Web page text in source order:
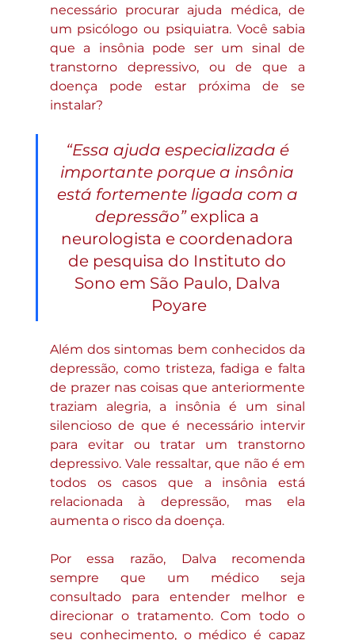
necessário procurar ajuda médica, de
um psicólogo ou psiquiatra. Você sabia
que a insônia pode ser um sinal de
transtorno depressivo, ou de que a
doença pode estar próxima de se
instalar?
“Essa ajuda especializada é
importante porque a insônia
está fortemente ligada com a
depressão” explica a
neurologista e coordenadora
de pesquisa do Instituto do
Sono em São Paulo, Dalva
Poyare
Além dos sintomas bem conhecidos da
depressão, como tristeza, fadiga e falta
de prazer nas coisas que anteriormente
traziam alegria, a insônia é um sinal
silencioso de que é necessário intervir
para evitar ou tratar um transtorno
depressivo. Vale ressaltar, que não é em
todos os casos que a insônia está
relacionada à depressão, mas ela
aumenta o risco da doença.
Por essa razão, Dalva recomenda
sempre que um médico seja
consultado para entender melhor e
direcionar o tratamento. Com todo o
seu conhecimento, o médico é capaz